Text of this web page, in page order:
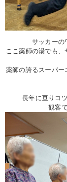
サッカーの
ここ薬師の湯でも
薬師の誇るスーパー
長年に亘りコ
観客